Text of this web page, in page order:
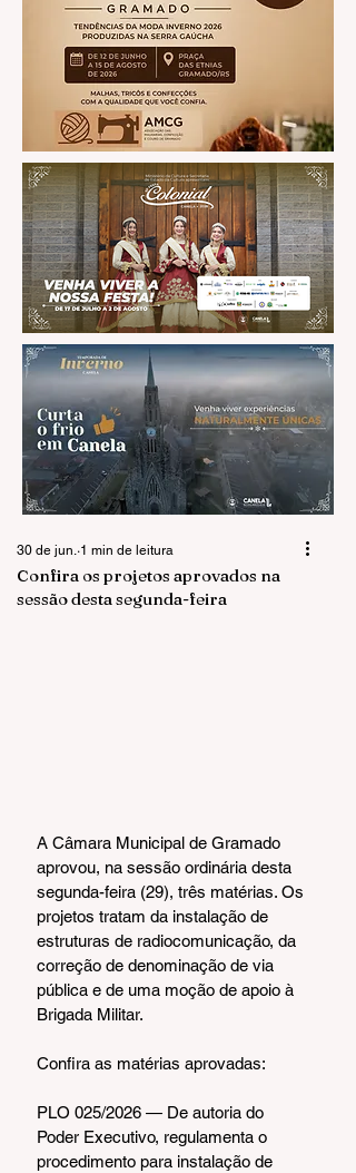
Confira os projetos aprovados na
sessão desta segunda-feira
30 de jun. 1 min de leitura
A Câmara Municipal de Gramado
aprovou, na sessão ordinária desta
segunda-feira (29), três matérias. Os
projetos tratam da instalação de
estruturas de radiocomunicação, da
correção de denominação de via
pública e de uma moção de apoio à
Brigada Militar.
Confira as matérias aprovadas:
PLO 025/2026 — De autoria do
Poder Executivo, regulamenta o
procedimento para instalação de